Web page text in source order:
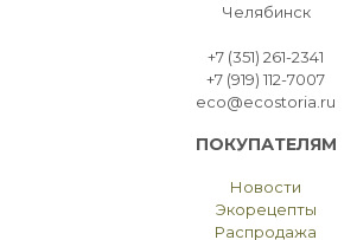
Челябинск
+7 (351) 261-2341
+7 (919) 112-7007
eco@ecostoria.ru
ПОКУПАТЕЛЯМ
Новости
Экорецепты
Распродажа